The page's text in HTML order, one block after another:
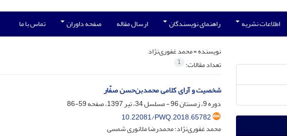
اطلاعات نشریه راهنمای نویسندگان ارسال مقاله صفحه داوران تماس با ما
نویسنده =محمد غفوری‌نژاد
تعداد مقالات: 1
شخصیت و آرای کلامی محمدبن‌حسن صفّار
دوره 9، زمستان 96 - مسلسل 34، تیر 1397، صفحه
59-86
10.22081/PWQ.2018.65782
محمد غفوری‌نژاد؛ محمدرضا ملانوری شمسی